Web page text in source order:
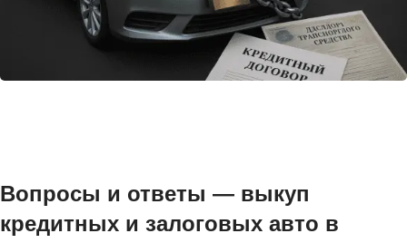
Вопросы и ответы — выкуп
кредитных и залоговых авто в